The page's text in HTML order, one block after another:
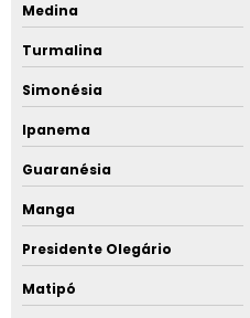
Medina
Turmalina
Simonésia
Ipanema
Guaranésia
Manga
Presidente Olegário
Matipó